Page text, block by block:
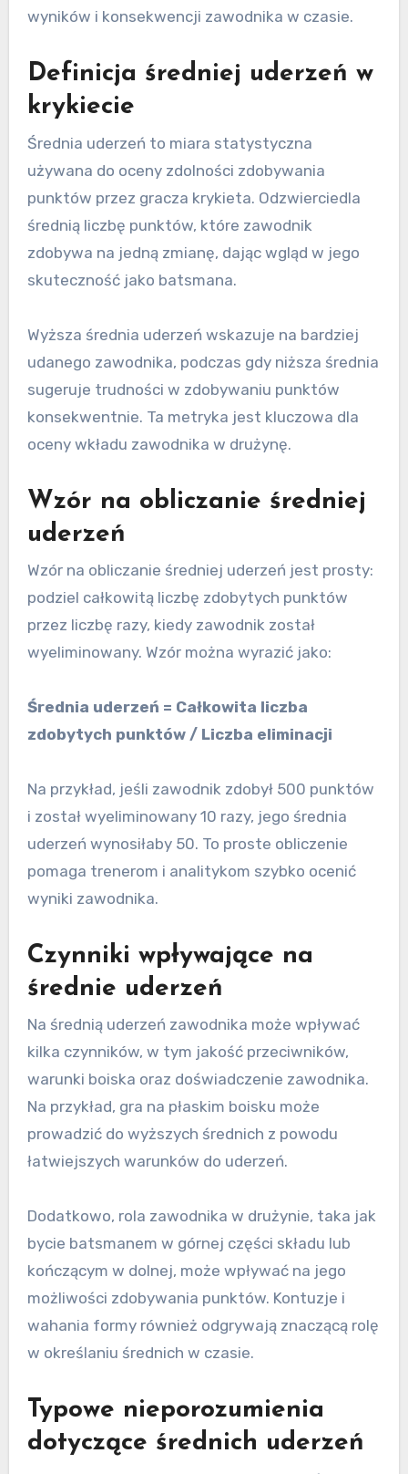
wyników i konsekwencji zawodnika w czasie.
Definicja średniej uderzeń w
krykiecie
Średnia uderzeń to miara statystyczna
używana do oceny zdolności zdobywania
punktów przez gracza krykieta. Odzwierciedla
średnią liczbę punktów, które zawodnik
zdobywa na jedną zmianę, dając wgląd w jego
skuteczność jako batsmana.
Wyższa średnia uderzeń wskazuje na bardziej
udanego zawodnika, podczas gdy niższa średnia
sugeruje trudności w zdobywaniu punktów
konsekwentnie. Ta metryka jest kluczowa dla
oceny wkładu zawodnika w drużynę.
Wzór na obliczanie średniej
uderzeń
Wzór na obliczanie średniej uderzeń jest prosty:
podziel całkowitą liczbę zdobytych punktów
przez liczbę razy, kiedy zawodnik został
wyeliminowany. Wzór można wyrazić jako:
Średnia uderzeń = Całkowita liczba
zdobytych punktów / Liczba eliminacji
Na przykład, jeśli zawodnik zdobył 500 punktów
i został wyeliminowany 10 razy, jego średnia
uderzeń wynosiłaby 50. To proste obliczenie
pomaga trenerom i analitykom szybko ocenić
wyniki zawodnika.
Czynniki wpływające na
średnie uderzeń
Na średnią uderzeń zawodnika może wpływać
kilka czynników, w tym jakość przeciwników,
warunki boiska oraz doświadczenie zawodnika.
Na przykład, gra na płaskim boisku może
prowadzić do wyższych średnich z powodu
łatwiejszych warunków do uderzeń.
Dodatkowo, rola zawodnika w drużynie, taka jak
bycie batsmanem w górnej części składu lub
kończącym w dolnej, może wpływać na jego
możliwości zdobywania punktów. Kontuzje i
wahania formy również odgrywają znaczącą rolę
w określaniu średnich w czasie.
Typowe nieporozumienia
dotyczące średnich uderzeń